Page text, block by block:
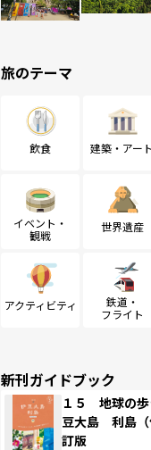
旅のテーマ
飲食 建築・アート
イベント・
観戦
世界遺産
アクティビティ
鉄道・
フライト
新刊ガイドブック
１５ 地球の
豆大島 利島
訂版